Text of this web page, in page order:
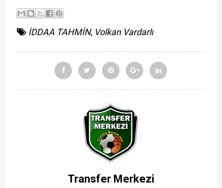
İDDAA TAHMİN, Volkan Vardarlı
Transfer Merkezi